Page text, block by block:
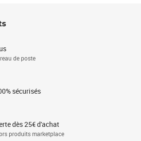
de poste
sécurisés
dès 25€ d'achat
produits marketplace